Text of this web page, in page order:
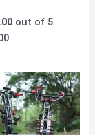
out of 5